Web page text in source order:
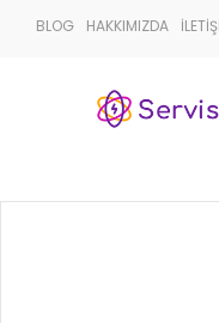
BLOG HAKKIMIZDA